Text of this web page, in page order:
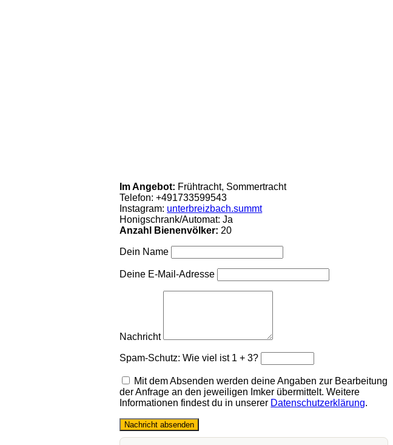
Im Angebot: Frühtracht, Sommertracht
Telefon:+491733599543
Instagram: unterbreizbach.summt
Honigschrank/Automat: Ja
Anzahl Bienenvölker: 20
Dein Name
Deine E-Mail-Adresse
Nachricht
Spam-Schutz: Wie viel ist 1 + 3?
Mit dem Absenden werden deine Angaben zur Bearbeitung
der Anfrage an den jeweiligen Imker übermittelt. Weitere
Informationen findest du in unserer Datenschutzerklärung.
Nachricht absenden